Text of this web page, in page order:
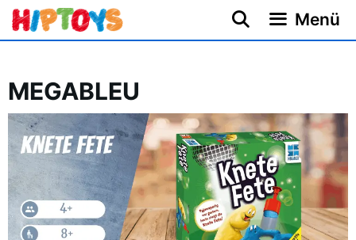
Zum
Inhalt
Menü
MEGABLEU